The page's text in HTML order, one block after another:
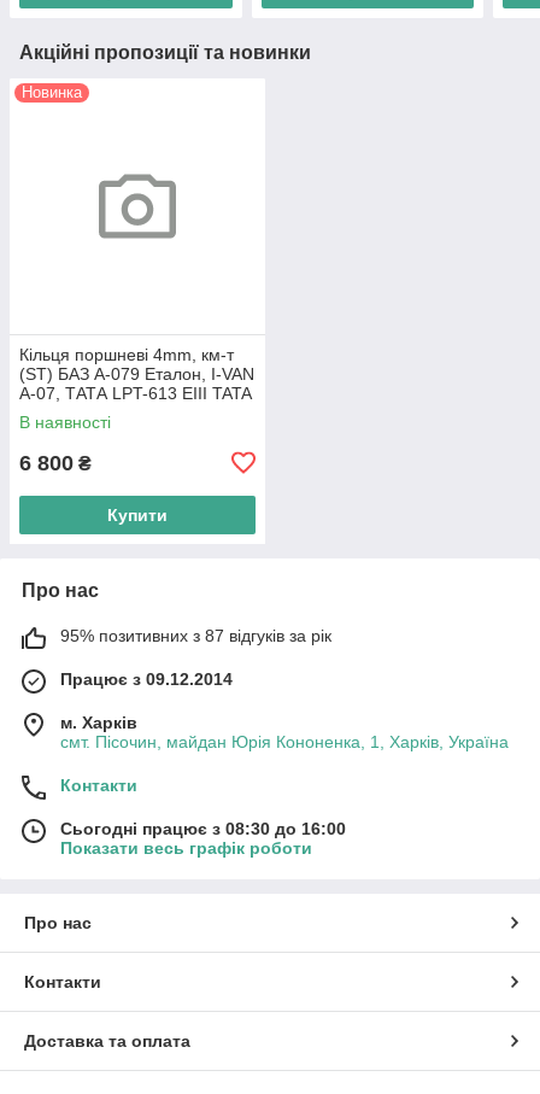
Акційні пропозиції та новинки
Новинка
Кільця поршневі 4mm, км-т
(ST) БАЗ А-079 Еталон, I-VAN
A-07, ТАТА LPT-613 EIII TATA
Motors
В наявності
6 800 ₴
Купити
Про нас
95% позитивних з 87 відгуків за рік
Працює з 09.12.2014
м. Харків
смт. Пісочин, майдан Юрія Кононенка, 1, Харків, Україна
Контакти
Сьогодні працює з 08:30 до 16:00
Показати весь графік роботи
Про нас
Контакти
Доставка та оплата